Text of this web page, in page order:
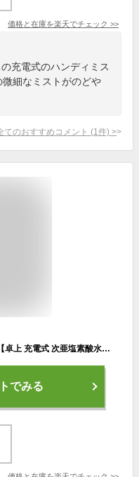
価格と在庫を楽天でチェック >>
充電式のハンディミス
細なミストがのどや
てのおすすめコメント (1 件) >
＼10%OFFクーポン／[宅配便送料無料]【卓上 充電式 次亜塩素酸水対応 スティック ペットボトル グラス コップ オフィス USB 卓上加湿器 コードレス ベッドサイド ポータブル オフィス 小型 コンパクト おしゃれ 一人暮らし】3WAY ハンディサイズ ポータブル加湿器 BP2
でみる